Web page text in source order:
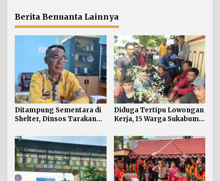
Tarakan
Personel Diproses Tanpa
Toleransi
Berita Benuanta Lainnya
Ditampung Sementara di
Shelter, Dinsos Tarakan
Pekerja Asal Jawa Barat
Diduga Tertipu Lowongan
Kerja, 15 Warga Sukabumi